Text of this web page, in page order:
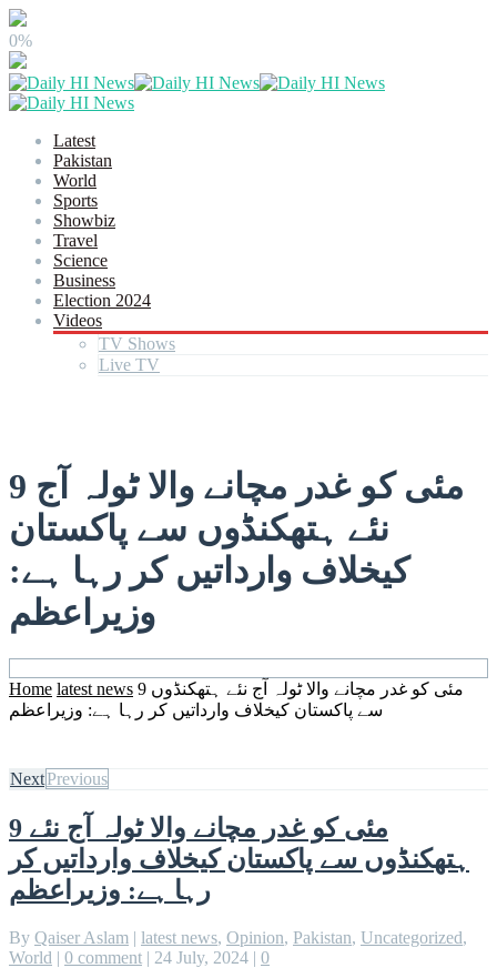
0%
Latest
Pakistan
World
Sports
Showbiz
Travel
Science
Business
Election 2024
Videos
TV Shows
Live TV
9 مئی کو غدر مچانے والا ٹولہ آج
نئے ہتھکنڈوں سے پاکستان
کیخلاف وارداتیں کر رہا ہے:
وزیراعظم
Home latest news 9 مئی کو غدر مچانے والا ٹولہ آج نئے ہتھکنڈوں
سے پاکستان کیخلاف وارداتیں کر رہا ہے: وزیراعظم
NextPrevious
9 مئی کو غدر مچانے والا ٹولہ آج نئے
ہتھکنڈوں سے پاکستان کیخلاف وارداتیں کر
رہا ہے: وزیراعظم
By Qaiser Aslam | latest news, Opinion, Pakistan, Uncategorized,
World | 0 comment | 24 July, 2024 | 0